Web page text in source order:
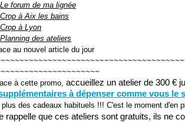
Le forum de ma lignée
Crop à Aix les bains
Crop à Lyon
Planning des ateliers
au nouvel article du jour
à cette promo, accueillez un atelier de 300 €
à dépenser comme vous le
plus des cadeaux habituels !!! C'est le moment d'en
rappelle que ces ateliers sont gratuits, ils ne